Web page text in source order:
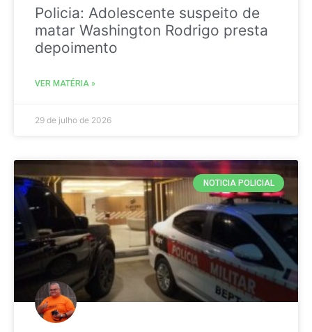
Policia: Adolescente suspeito de
matar Washington Rodrigo presta
depoimento
VER MATÉRIA »
29 de julho de 2026
NOTICIA POLICIAL